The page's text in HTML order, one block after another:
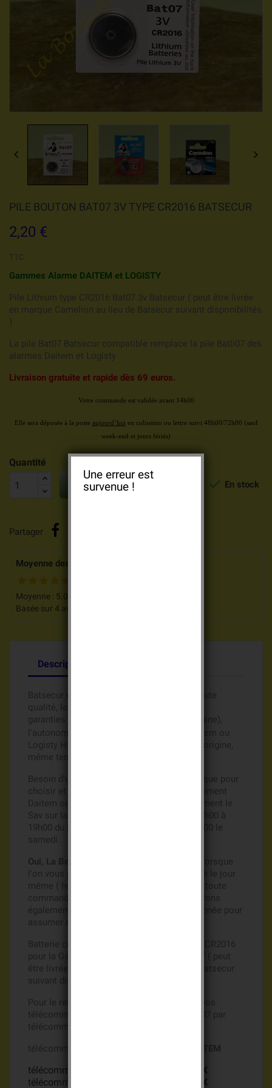
 
PILE BOUTON BAT07 3V TYPE CR2016 BATSECUR
2,20 €
TTC
Gammes Alarme DAITEM et LOGISTY
Pile Lithium type CR2016 Bat07 3v Batsecur ( peut être livrée
en marque Camelion au lieu de Batsecur suivant disponibilités
)
La pile Bat07 Batsecur compatible remplace la pile Batli07 des
alarmes Daitem et Logisty
Livraison gratuite et rapide dès 69 euros.
Votre commande est validée avant 14h00
Elle sera déposée à la poste aujourd’hui en colissimo ou lettre suivi 48h00/72h00 (sauf
week-end et jours fériés)
Quantité
 AJOUTER AU PANIER  En stock
Partager
Moyenne des votes pour ce produit
Moyenne : 5.0
Basée sur 4 avis clients.
Description
Batsecur est un fabricant de batteries de haute
qualité, les batteries Lithium Batsecur sont
garanties
( comme les batteries d'origine),
l'autonomie de votre système d'alarme Daitem ou
Logisty Hager est identique aux batteries d'origine,
même tension 3,6 volts ou 7,2 volts
Besoin d'un renseignement, une aide technique pour
choisir et acheter vos batteries de remplacement
Daitem ou Logisty Hager ?, Appelez directement le
Sav sur la ligne directe au 0609815416, de 8h00 à
19h00 du lundi au vendredi et de 8h00 à 12h00 le
samedi.
Oui, La Boutique des batteries s'engage !!!
, lorsque
l'on vous promet l'envoi de votre commande le jour
même ( hors week end et jours fériés) pour toute
commande passée avant 14h00, nous assurons
également les stocks nécessaires toute l'année pour
assumer cet engagement.
Batterie compatible Batsecur Bat07 3v type CR2016
pour la Gamme
( peut
être livrée en marque Camelion au lieu de Batsecur
suivant disponibilités )
Pour le remplacement des piles Batli07 de vos
télécommandes, prévoir 2 piles bouton bat07 par
télécommande.
télécommande Gamme
Alarme Espace DAITEM
télécommande 2 touches daitem
612-21X
télécommande 4 touches daitem
614-21X
Une erreur est
survenue !